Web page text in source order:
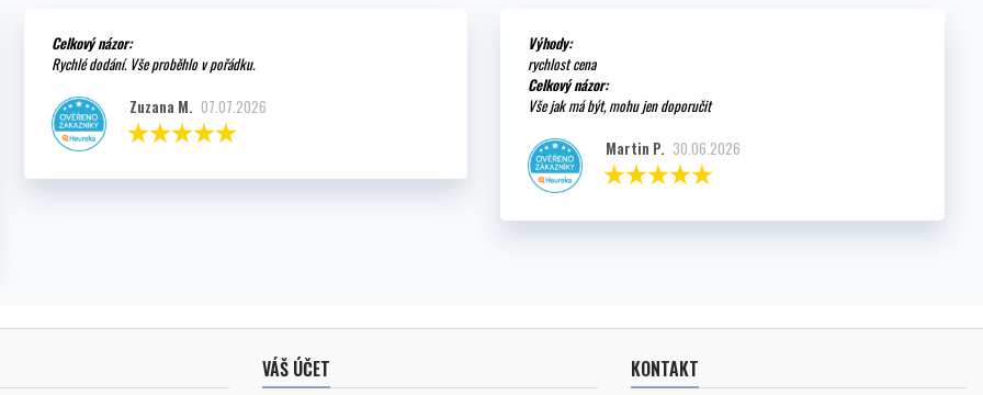
Celkový názor:
Rychlé dodání. Vše proběhlo v pořádku.
Zuzana M. 07.07.2026
Výhody:
rychlost cena
Celkový názor:
Vše jak má být, mohu jen doporučit
Martin P. 30.06.2026
VÁŠ ÚČET KONTAKT